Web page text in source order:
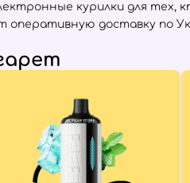
курилки для тех,
оперативную доставку по